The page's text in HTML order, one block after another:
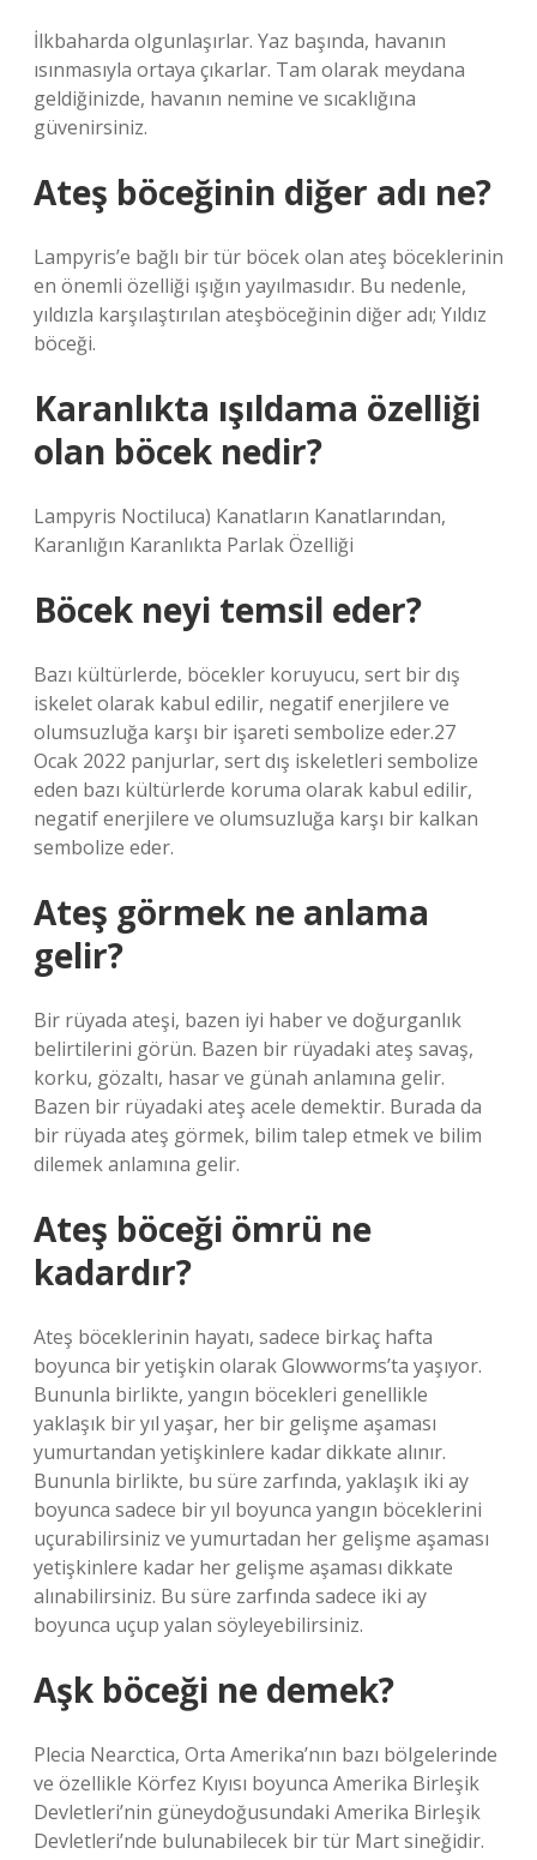
İlkbaharda olgunlaşırlar. Yaz başında, havanın
ısınmasıyla ortaya çıkarlar. Tam olarak meydana
geldiğinizde, havanın nemine ve sıcaklığına
güvenirsiniz.
Ateş böceğinin diğer adı ne?
Lampyris’e bağlı bir tür böcek olan ateş böceklerinin
en önemli özelliği ışığın yayılmasıdır. Bu nedenle,
yıldızla karşılaştırılan ateşböceğinin diğer adı; Yıldız
böceği.
Karanlıkta ışıldama özelliği
olan böcek nedir?
Lampyris Noctiluca) Kanatların Kanatlarından,
Karanlığın Karanlıkta Parlak Özelliği
Böcek neyi temsil eder?
Bazı kültürlerde, böcekler koruyucu, sert bir dış
iskelet olarak kabul edilir, negatif enerjilere ve
olumsuzluğa karşı bir işareti sembolize eder.27
Ocak 2022 panjurlar, sert dış iskeletleri sembolize
eden bazı kültürlerde koruma olarak kabul edilir,
negatif enerjilere ve olumsuzluğa karşı bir kalkan
sembolize eder.
Ateş görmek ne anlama
gelir?
Bir rüyada ateşi, bazen iyi haber ve doğurganlık
belirtilerini görün. Bazen bir rüyadaki ateş savaş,
korku, gözaltı, hasar ve günah anlamına gelir.
Bazen bir rüyadaki ateş acele demektir. Burada da
bir rüyada ateş görmek, bilim talep etmek ve bilim
dilemek anlamına gelir.
Ateş böceği ömrü ne
kadardır?
Ateş böceklerinin hayatı, sadece birkaç hafta
boyunca bir yetişkin olarak Glowworms’ta yaşıyor.
Bununla birlikte, yangın böcekleri genellikle
yaklaşık bir yıl yaşar, her bir gelişme aşaması
yumurtandan yetişkinlere kadar dikkate alınır.
Bununla birlikte, bu süre zarfında, yaklaşık iki ay
boyunca sadece bir yıl boyunca yangın böceklerini
uçurabilirsiniz ve yumurtadan her gelişme aşaması
yetişkinlere kadar her gelişme aşaması dikkate
alınabilirsiniz. Bu süre zarfında sadece iki ay
boyunca uçup yalan söyleyebilirsiniz.
Aşk böceği ne demek?
Plecia Nearctica, Orta Amerika’nın bazı bölgelerinde
ve özellikle Körfez Kıyısı boyunca Amerika Birleşik
Devletleri’nin güneydoğusundaki Amerika Birleşik
Devletleri’nde bulunabilecek bir tür Mart sineğidir.